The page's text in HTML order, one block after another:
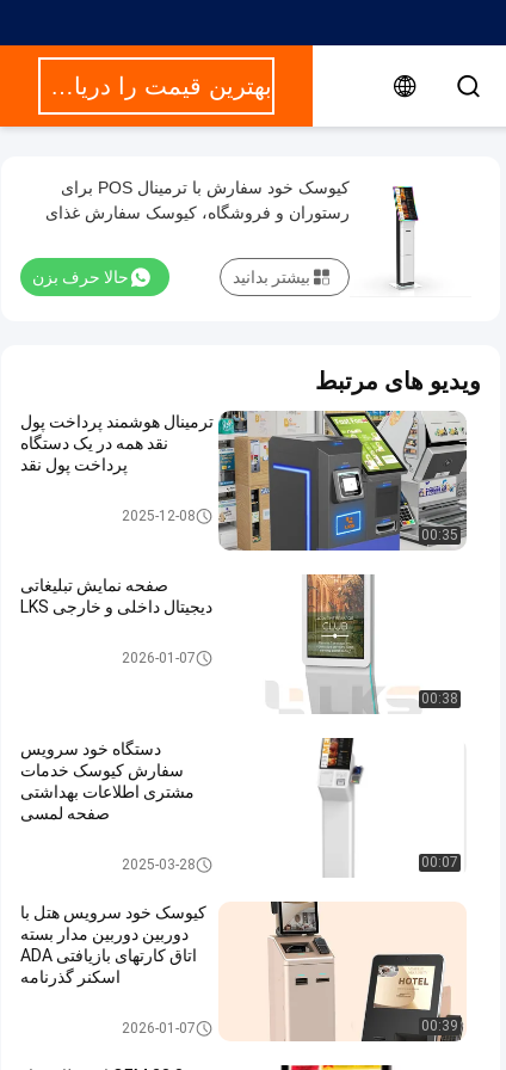
بهترین قیمت را دریافت کنید
کیوسک خود سفارش با ترمینال POS برای
رستوران و فروشگاه، کیوسک سفارش غذای
حالا حرف بزن بیشتر بدانید
ویدیو های مرتبط
00:35
ترمینال هوشمند پرداخت پول
نقد همه در یک دستگاه
پرداخت پول نقد
2025-12-08
00:38
صفحه نمایش تبلیغاتی
دیجیتال داخلی و خارجی LKS
علامت های دیجیتال2026-01-07
00:07
دستگاه خود سرویس
سفارش کیوسک خدمات
مشتری اطلاعات بهداشتی
صفحه لمسی
2025-03-28
00:39
کیوسک خود سرویس هتل با
دوربین دوربین مدار بسته
اتاق کارتهای بازیافتی ADA
اسکنر گذرنامه
کیوسک خود سرویس2026-01-07